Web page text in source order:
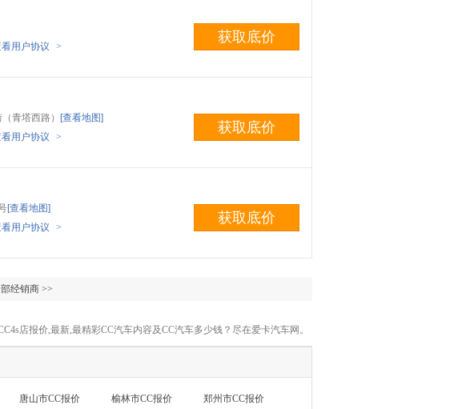
获取底价
看用户协议 >
获取底价
青塔西路）
[查看地图]
看用户协议 >
获取底价
[查看地图]
看用户协议 >
经销商 >>
店报价,最新,最精彩CC汽车内容及CC汽车多少钱？尽在爱卡汽车网。
唐山市CC报价 榆林市CC报价 郑州市CC报价